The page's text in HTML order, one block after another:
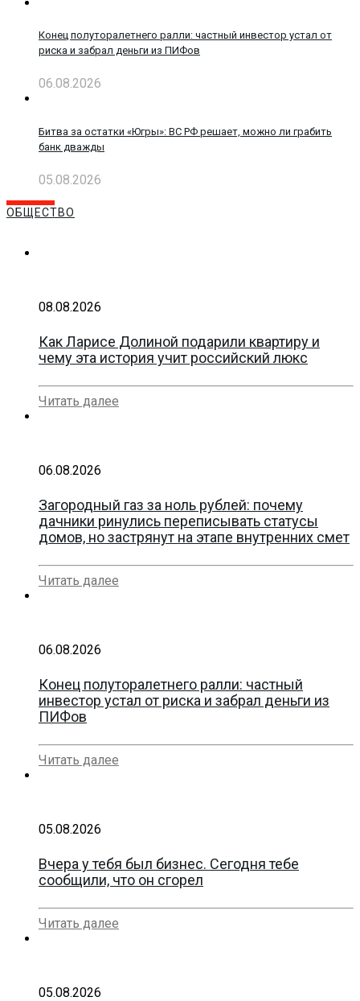
Конец полуторалетнего ралли: частный инвестор устал от
риска и забрал деньги из ПИФов
06.08.2026
Битва за остатки «Югры»: ВС РФ решает, можно ли грабить
банк дважды
05.08.2026
ОБЩЕСТВО
08.08.2026
Как Ларисе Долиной подарили квартиру и
чему эта история учит российский люкс
Читать далее
06.08.2026
Загородный газ за ноль рублей: почему
дачники ринулись переписывать статусы
домов, но застрянут на этапе внутренних смет
Читать далее
06.08.2026
Конец полуторалетнего ралли: частный
инвестор устал от риска и забрал деньги из
ПИФов
Читать далее
05.08.2026
Вчера у тебя был бизнес. Сегодня тебе
сообщили, что он сгорел
Читать далее
05.08.2026